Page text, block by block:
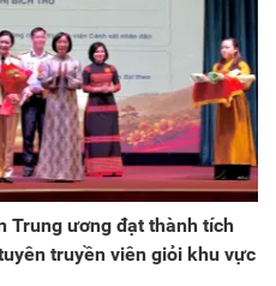
Trung ương đạt thành tích
truyền viên giỏi khu vực